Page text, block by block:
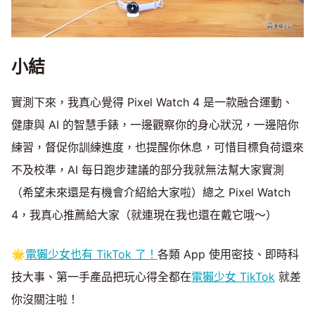
小結
實測下來，我真心覺得 Pixel Watch 4 是一款融合運動、
健康與 AI 的智慧手錶，一邊觀察你的身心狀況，一邊陪你
練習，督促你訓練進度，也提醒你休息，可惜目標負荷還來
不及校準，AI 每日跑步建議的部分我就無法幫大家實測
（希望未來還是有機會介紹給大家啦）總之 Pixel Watch
4，我真心推薦給大家（就連現在我也還在戴它哦～）
🌟電獺少女也有 TikTok 了！ 各類 App 使用密技、即時科
技大事、第一手產品把玩心得全都在電獺少女 TikTok 就差
你沒關注啦！